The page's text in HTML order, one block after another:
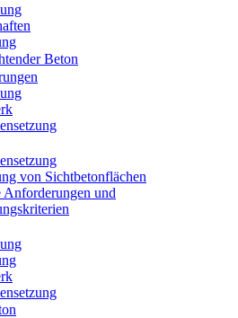
Beton
von Sichtbetonflächen
Anforderungen und